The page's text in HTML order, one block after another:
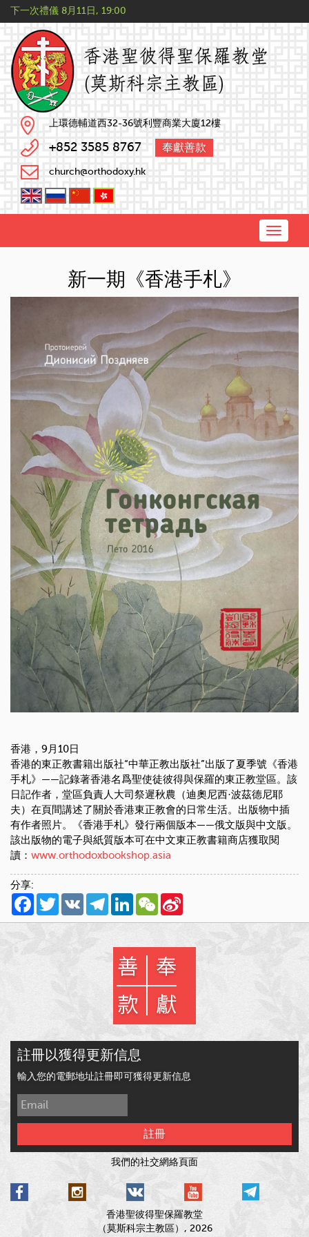
下一次禮儀 8月11日, 19:00
上環德輔道西32-36號利豐商業大廈12樓
+852 3585 8767 奉獻善款
church@orthodoxy.hk
Toggle
新一期《香港手札》
香港，9月10日
香港的東正教書籍出版社“中華正教出版社”出版了夏季號《香港
手札》——記錄著香港名爲聖使徒彼得與保羅的東正教堂區。該
日記作者，堂區負責人大司祭遲秋農（迪奧尼西·波茲德尼耶
夫）在頁間講述了關於香港東正教會的日常生活。出版物中插
有作者照片。《香港手札》發行兩個版本——俄文版與中文版。
該出版物的電子與紙質版本可在中文東正教書籍商店獲取閱
讀： www.orthodoxbookshop.asia
分享:
Facebook
TwitterVK TelegramLinkedInWeChat
註冊以獲得更新信息
輸入您的電郵地址註冊即可獲得更新信息
註冊
我們的社交網絡頁面
香港聖彼得聖保羅教堂
（莫斯科宗主教區）, 2026